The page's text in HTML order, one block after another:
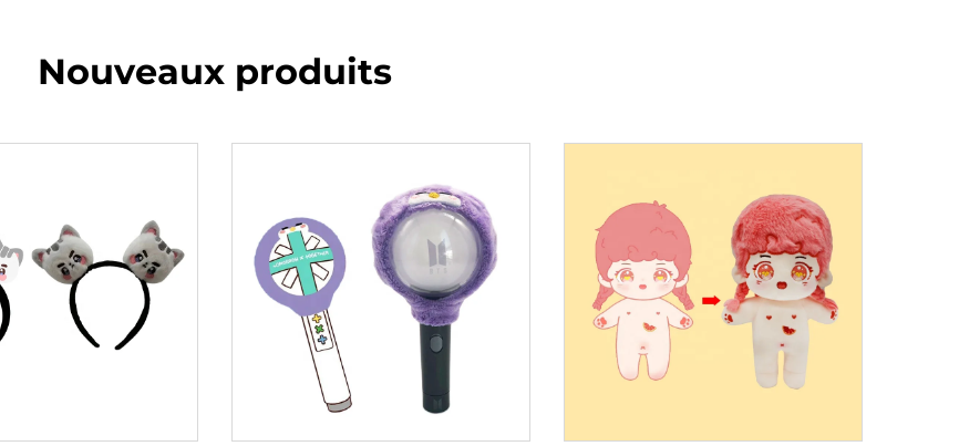
Nouveaux produits